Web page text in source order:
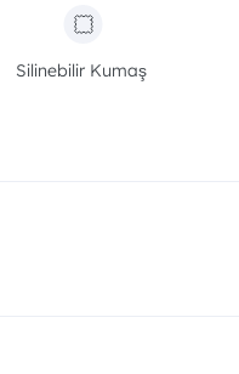
Silinebilir Kumaş